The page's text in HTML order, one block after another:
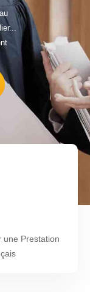
une Prestation